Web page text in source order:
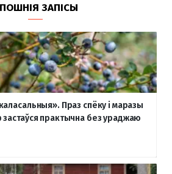
ЗАПІСЫ
Праз спёку і маразы
практычна без ураджаю